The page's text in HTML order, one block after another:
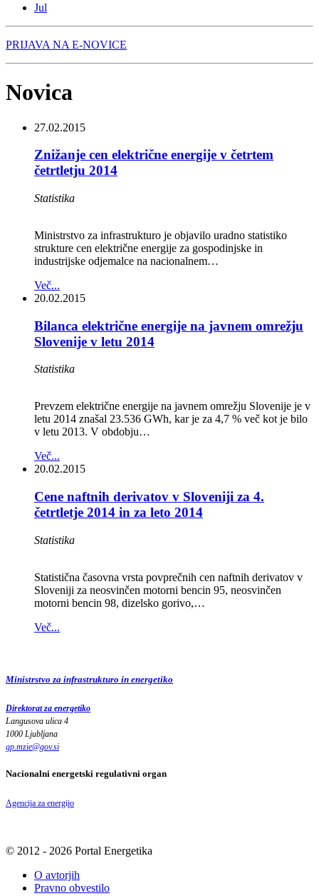
Jul
PRIJAVA NA E-NOVICE
Novica
27.02.2015
Znižanje cen električne energije v četrtem
četrtletju 2014
Statistika
Ministrstvo za infrastrukturo je objavilo uradno statistiko
strukture cen električne energije za gospodinjske in
industrijske odjemalce na nacionalnem…
Več...
20.02.2015
Bilanca električne energije na javnem omrežju
Slovenije v letu 2014
Statistika
Prevzem električne energije na javnem omrežju Slovenije je v
letu 2014 znašal 23.536 GWh, kar je za 4,7 % več kot je bilo
v letu 2013. V obdobju…
Več...
20.02.2015
Cene naftnih derivatov v Sloveniji za 4.
četrtletje 2014 in za leto 2014
Statistika
Statistična časovna vrsta povprečnih cen naftnih derivatov v
Sloveniji za neosvinčen motorni bencin 95, neosvinčen
motorni bencin 98, dizelsko gorivo,…
Več...
Ministrstvo za infrastrukturo in energetiko
Direktorat za energetiko
Langusova ulica 4
1000 Ljubljana
gp.mzie@gov.si
Nacionalni energetski regulativni organ
Agencija za energijo
© 2012 - 2026 Portal Energetika
O avtorjih
Pravno obvestilo